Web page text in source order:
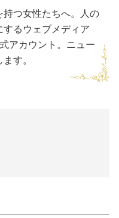
持つ女性たちへ。人の
するウェブメディア
アカウント。ニュー
す。